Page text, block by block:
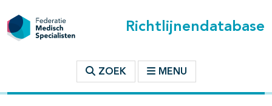
Richtlijnendatabase
ZOEK MENU
binnen deze richtlijn